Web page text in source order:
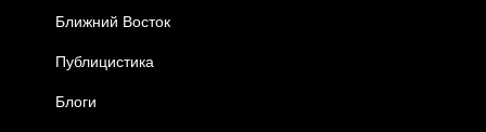
Ближний Восток
Публицистика
Блоги